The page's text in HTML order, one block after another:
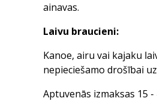
ainavas.
Laivu braucieni:
Kanoe, airu vai kajaku
nepieciešamo drošībai
Aptuvenās izmaksas 15